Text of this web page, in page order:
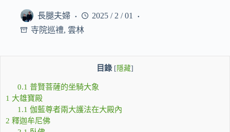
長腿夫婦
2025 / 2 / 01
寺院巡禮, 雲林
目錄 [ 隱藏]
0.1 普賢菩薩的坐騎大象
1 大雄寶殿
1.1 伽藍尊者兩大護法在大殿內
2 釋迦牟尼佛